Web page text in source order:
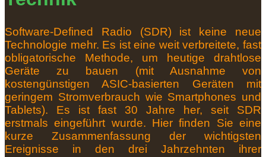
Software-Defined Radio (SDR) ist keine neue
Technologie mehr. Es ist eine weit verbreitete, fast
obligatorische Methode, um heutige drahtlose
Geräte zu bauen (mit Ausnahme von
kostengünstigen ASIC-basierten Geräten mit
geringem Stromverbrauch wie Smartphones und
Tablets). Es ist fast 30 Jahre her, seit SDR
erstmals eingeführt wurde. Hier finden Sie eine
kurze Zusammenfassung der wichtigsten
Ereignisse in den drei Jahrzehnten ihrer